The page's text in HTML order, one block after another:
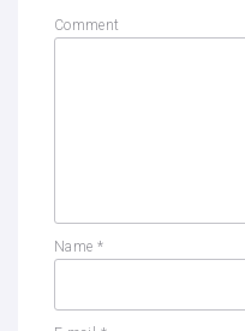
Comment
Name *